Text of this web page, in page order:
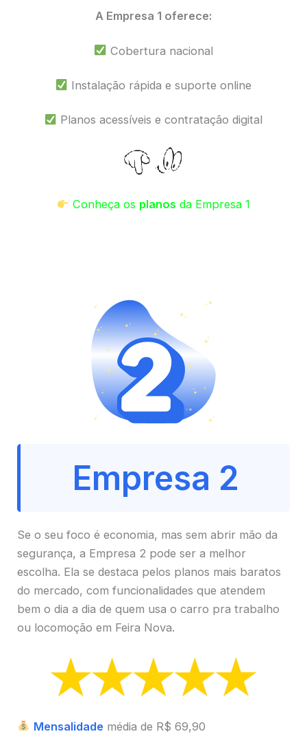
A Empresa 1 oferece:
Cobertura nacional
Instalação rápida e suporte online
Planos acessíveis e contratação digital
Conheça os planos da Empresa 1
Empresa 2
Se o seu foco é economia, mas sem abrir mão da
segurança, a Empresa 2 pode ser a melhor
escolha. Ela se destaca pelos planos mais baratos
do mercado, com funcionalidades que atendem
bem o dia a dia de quem usa o carro pra trabalho
ou locomoção em Feira Nova.
Mensalidade média de R$ 69,90